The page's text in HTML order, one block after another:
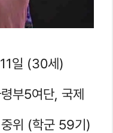
일 (30세)
부5여단, 국제
위 (학군 59기)